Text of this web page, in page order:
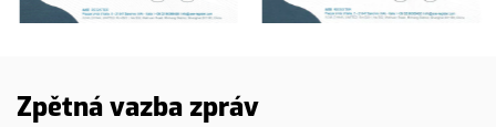
Zpětná vazba zpráv